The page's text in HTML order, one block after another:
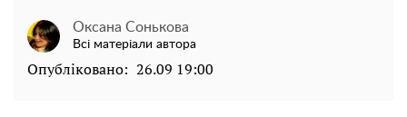
Оксана Сонькова
Всі матеріали автора
Опубліковано: 26.09 19:00